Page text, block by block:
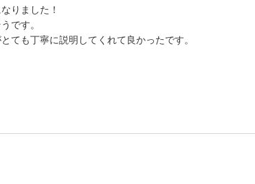
りました！
です。
ても丁寧に説明してくれて良かったです。